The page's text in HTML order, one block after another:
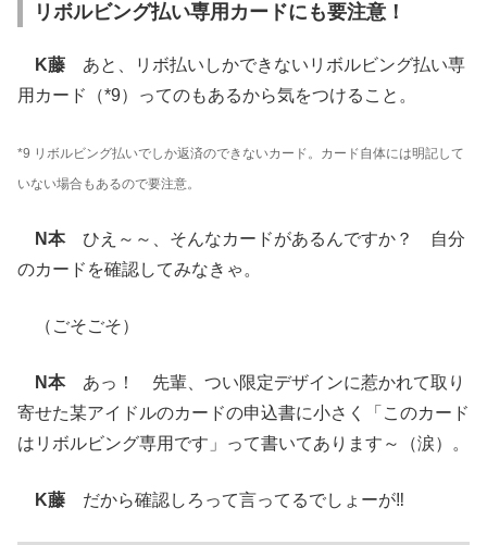
リボルビング払い専用カードにも要注意！
K藤 あと、リボ払いしかできないリボルビング払い専
用カード（*9）ってのもあるから気をつけること。
*9 リボルビング払いでしか返済のできないカード。カード自体には明記して
いない場合もあるので要注意。
N本 ひえ～～、そんなカードがあるんですか？ 自分
のカードを確認してみなきゃ。
（ごそごそ）
N本 あっ！ 先輩、つい限定デザインに惹かれて取り
寄せた某アイドルのカードの申込書に小さく「このカード
はリボルビング専用です」って書いてあります～（涙）。
K藤 だから確認しろって言ってるでしょーが‼